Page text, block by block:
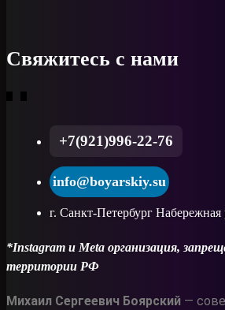
Свяжитесь с нами
+7(921)996-22-76
info@boyarskiy.su
г. Санкт-Петербург
*Instagram и Meta организация,
территории РФ
Михаил Сергеевич Боярский —